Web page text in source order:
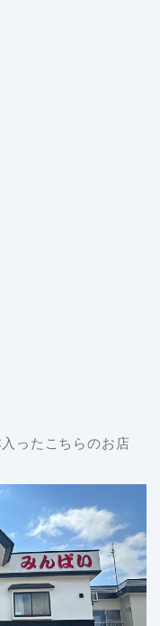
ったこちらのお店